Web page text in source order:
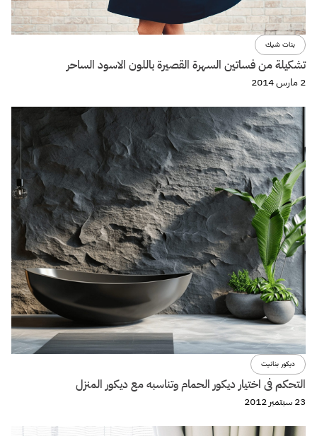
بنات شيك
تشكيلة من فساتين السهرة القصيرة باللون الاسود الساحر
2 مارس 2014
ديكور بنانيت
التحكم فى اختيار ديكور الحمام وتناسبه مع ديكور المنزل
23 سبتمبر 2012